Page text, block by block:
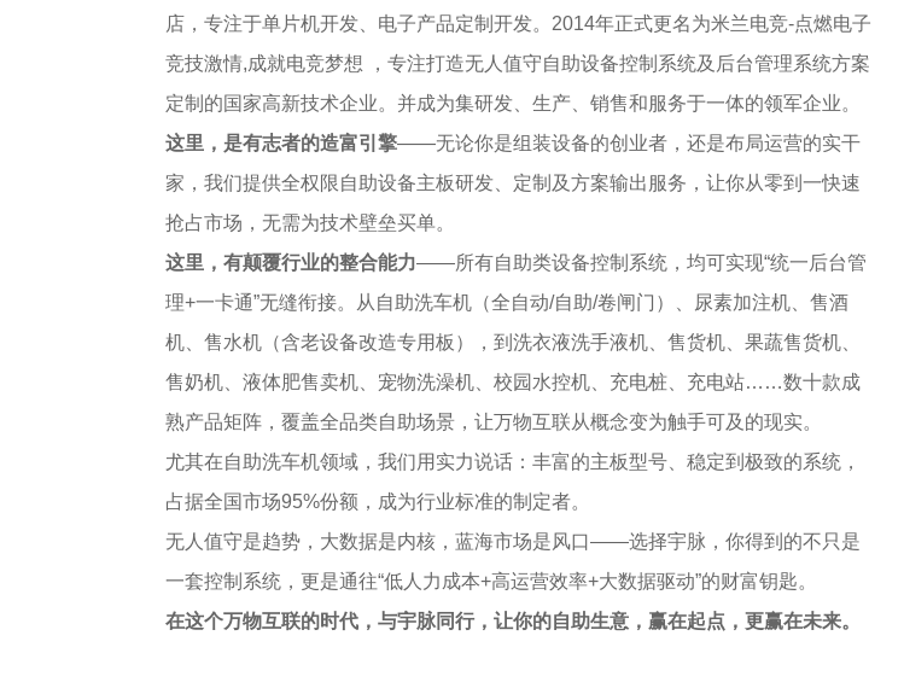
店，专注于单片机开发、电子产品定制开发。 2014年正式更名为米兰电竞-点燃电子
竞技激情,成就电竞梦想 ，专注打造无人值守自助设备控制系统及后台管理系统方案
定制的国家高新技术企业。并成为集研发、生产、销售和服务于一体的领军企业。
这里，是有志者的造富引擎——无论你是组装设备的创业者，还是布局运营的实干
家，我们提供全权限自助设备主板研发、定制及方案输出服务，让你从零到一快速
抢占市场，无需为技术壁垒买单。
这里，有颠覆行业的整合能力——所有自助类设备控制系统，均可实现“统一后台管
理+一卡通”无缝衔接。从自助洗车机（全自动/自助/卷闸门）、尿素加注机、售酒
机、售水机（含老设备改造专用板），到洗衣液洗手液机、售货机、果蔬售货机、
售奶机、液体肥售卖机 、宠物洗澡机、校园水控机、充电桩、充电站……数十款成
熟产品矩阵，覆盖全品类自助场景，让万物互联从概念变为触手可及的现实。
尤其在自助洗车机领域，我们用实力说话：丰富的主板型号、稳定到极致的系统，
占据全国市场95%份额，成为行业标准的制定者。
无人值守是趋势，大数据是内核，蓝海市场是风口——选择宇脉，你得到的不只是
一套控制系统，更是通往“低人力成本+高运营效率+大数据驱动”的财富钥匙。
在这个万物互联的时代，与宇脉同行，让你的自助生意，赢在起点，更赢在未来。